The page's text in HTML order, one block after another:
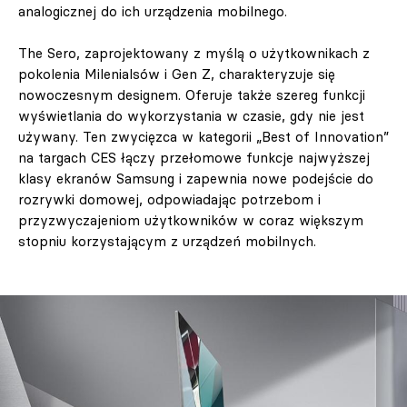
analogicznej do ich urządzenia mobilnego.
The Sero, zaprojektowany z myślą o użytkownikach z
pokolenia Milenialsów i Gen Z, charakteryzuje się
nowoczesnym designem. Oferuje także szereg funkcji
wyświetlania do wykorzystania w czasie, gdy nie jest
używany. Ten zwycięzca w kategorii „Best of Innovation”
na targach CES łączy przełomowe funkcje najwyższej
klasy ekranów Samsung i zapewnia nowe podejście do
rozrywki domowej, odpowiadając potrzebom i
przyzwyczajeniom użytkowników w coraz większym
stopniu korzystającym z urządzeń mobilnych.